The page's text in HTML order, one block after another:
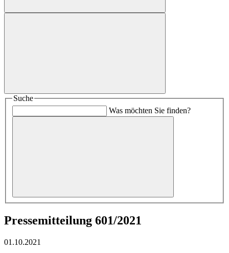
Suche
Was möchten Sie finden?
Pressemitteilung 601/2021
01.10.2021